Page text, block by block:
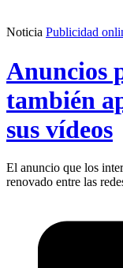
Noticia Publicidad
Anuncios
también
sus vídeos
El anuncio que los
renovado entre las